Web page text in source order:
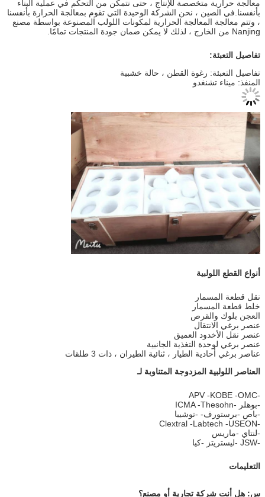
معالجة حرارية متخصصة للإنتاج ، حتى نتمكن من التحكم في عملية البناء
بأنفسنا.في الصين ، نحن الشركة الوحيدة التي تقوم بمعالجة الحرارة بأنفسنا
، وتتم معالجة المعالجة الحرارية لمكونات اللولب المصنوعة بواسطة مصنع
Nanjing من الخارج ، لذلك لا يمكن ضمان جودة المنتجات تمامًا.
تفاصيل التعبئة:
تفاصيل التعبئة: رغوة القطن ، حالة خشبية
المنفذ: ميناء تشنغدو
أنواع القطع اللولبية
نقل قطعة المسمار
خلط قطعة المسمار
العجن بلوك والقرص
عنصر برغي الانتقال
عنصر نقل الأخدود العميق
عنصر برغي لوحدة التغذية الجانبية
عناصر برغي أحادية الطيار ، ثنائية الطيران ، ذات 3 طلقات
العناصر اللولبية المزدوجة المتناوبة لـ
-APV -KOBE -OMC
-بوهلر -ICMA -Thesohn
-باص -برستورف- -توشيبا
-Clextral -Labtech -USEON
-لنتاي -ماريس
-JSW -ليستريتز -كيا
التعليمات
س: هل أنت شركة تجارية أو مصنع؟